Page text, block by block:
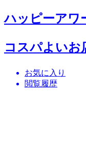
ハッピーアワ
コスパよいお
お気に入り
閲覧履歴